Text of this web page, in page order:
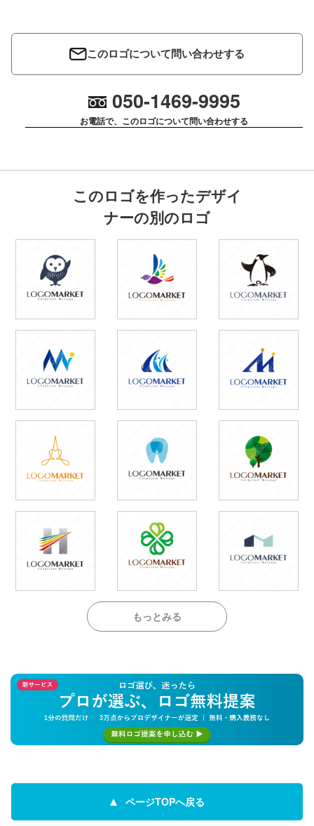
このロゴについて問い合わせする
050-1469-9995
お電話で、このロゴについて問い合わせする
このロゴを作ったデザイ
ナーの別のロゴ
もっとみる
ページTOPへ戻る